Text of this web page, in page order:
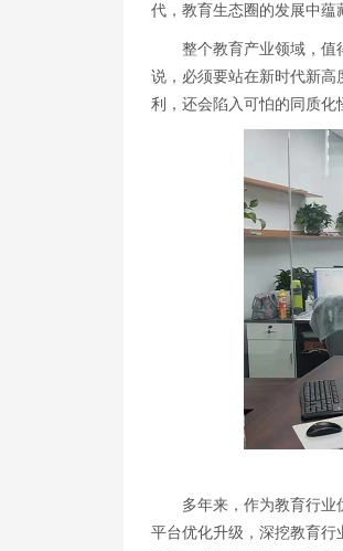
代，教育生态圈的发展中蕴
整个教育产业领域，值
说，必须要站在新时代新高
利，还会陷入可怕的同质化
多年来，作为教育行
平台优化升级，深挖教育行